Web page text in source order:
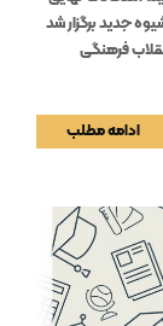
جدید برگزار شد
فرهنگی
ادامه مطلب